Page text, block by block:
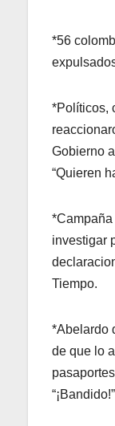
*56
*Políticos,
Gobierno
“Quieren
investigar
Tiempo.
*Abelardo
de que lo